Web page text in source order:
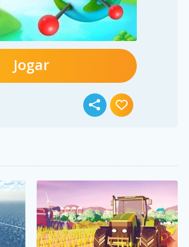
Jogar